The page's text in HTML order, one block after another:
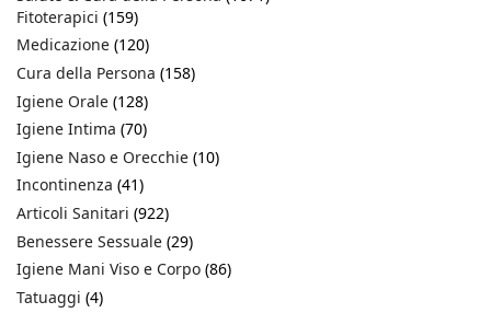
Fitoterapici (159)
Medicazione (120)
Cura della Persona (158)
Igiene Orale (128)
Igiene Intima (70)
Igiene Naso e Orecchie (10)
Incontinenza (41)
Articoli Sanitari (922)
Benessere Sessuale (29)
Igiene Mani Viso e Corpo (86)
Tatuaggi (4)